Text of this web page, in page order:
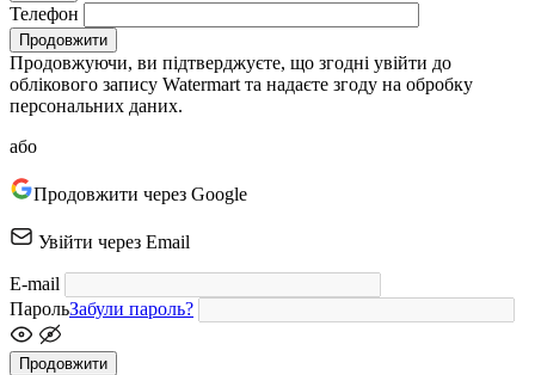
Телефон
Продовжити
Продовжуючи, ви підтверджуєте, що згодні увійти до
облікового запису Watermart та надаєте згоду на обробку
персональних даних.
або
Продовжити через Google
Увійти через Email
E-mail
ПарольЗабули пароль?
Продовжити